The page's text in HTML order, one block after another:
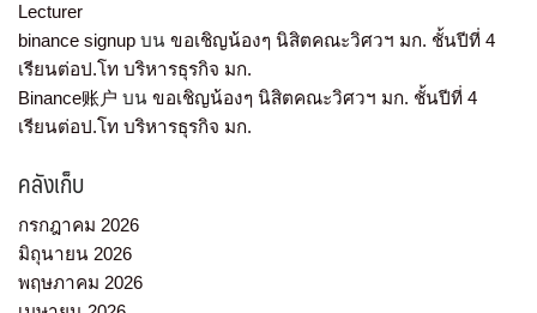
Lecturer
binance signup บน ขอเชิญน้องๆ นิสิตคณะวิศวฯ มก. ชั้นปีที่ 4
เรียนต่อป.โท บริหารธุรกิจ มก.
Binance账户 บน ขอเชิญน้องๆ นิสิตคณะวิศวฯ มก. ชั้นปีที่ 4
เรียนต่อป.โท บริหารธุรกิจ มก.
คลังเก็บ
กรกฎาคม 2026
มิถุนายน 2026
พฤษภาคม 2026